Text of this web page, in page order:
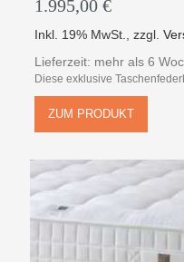
1.995,00 €
Inkl. 19% MwSt. ,zzgl.
Lieferzeit: mehr als 6
Diese exklusive
ZUM PRODUKT